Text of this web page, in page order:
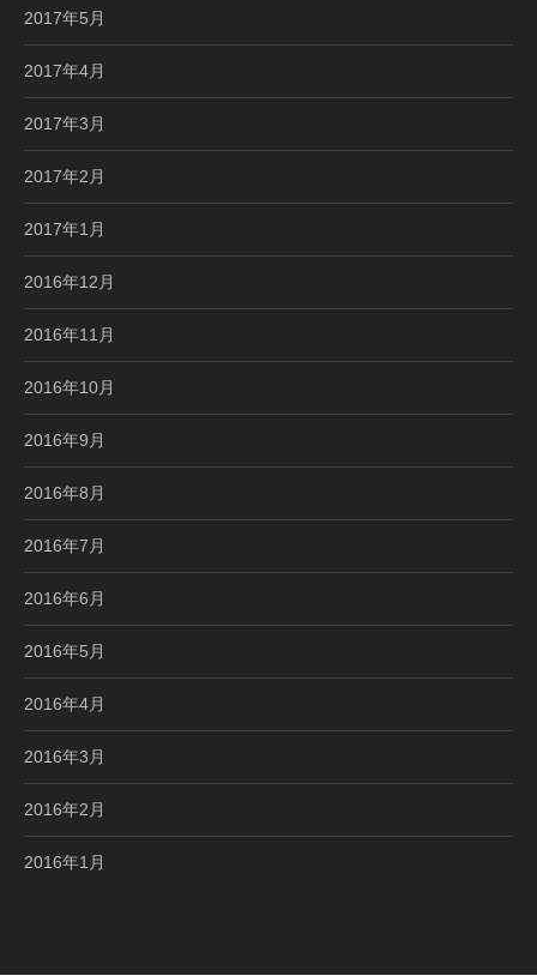
2017年5月
2017年4月
2017年3月
2017年2月
2017年1月
2016年12月
2016年11月
2016年10月
2016年9月
2016年8月
2016年7月
2016年6月
2016年5月
2016年4月
2016年3月
2016年2月
2016年1月